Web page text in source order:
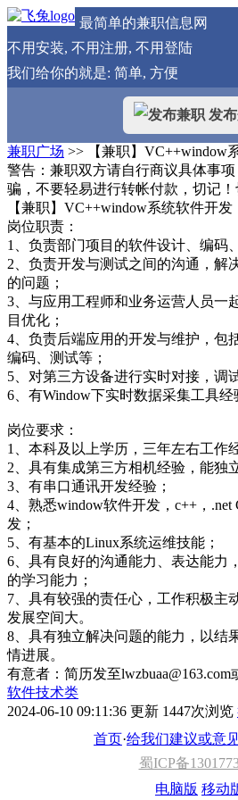
最简单的兼职信息网
不用安装, 不用注册, 不用登陆
我们给你的就是: 简单, 方便
发
兼职广场 >> 【兼职】VC++window
警告：兼职双方请自行商议具体事
骗，不要轻易进行转帐付款，切记！
【兼职】VC++window系统软件开发
岗位职责：
1、负责部门项目的软件设计、编码
2、负责开发与测试之间的沟通，解
的问题；
3、与应用工程师和业务运营人员一
目优化；
4、负责后端应用的开发与维护，包
编码、测试等；
5、对第三方设备进行实时对接，调
6、有Window下实时数据采集工具经
岗位要求：
1、本科及以上学历，三年左右工作
2、具有集成第三方相机经验，能独
3、有串口通讯开发经验；
4、熟悉window软件开发，c++，.net
发；
5、有基本的Linux系统运维技能；
6、具有良好的沟通能力、表达能力
的学习能力；
7、具有较强的责任心，工作积极主
发展空间大。
8、具有独立解决问题的能力，以结
情进展。
有意者：简历发至lwzbuaa@163.com
软件技术类
2024-06-10 09:11:36 更新 1447次浏览
首页·给我们建议或意
蜀ICP备
电脑版 移动